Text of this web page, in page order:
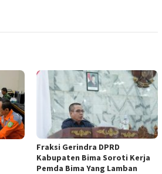
Fraksi Gerindra DPRD
Kabupaten Bima Soroti Kerja
Pemda Bima Yang Lamban